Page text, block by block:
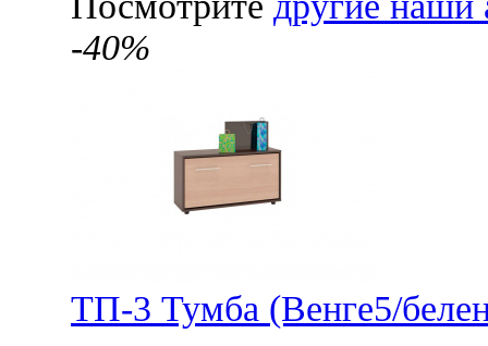
-40%
ТП-3 Тумба (Венге5/